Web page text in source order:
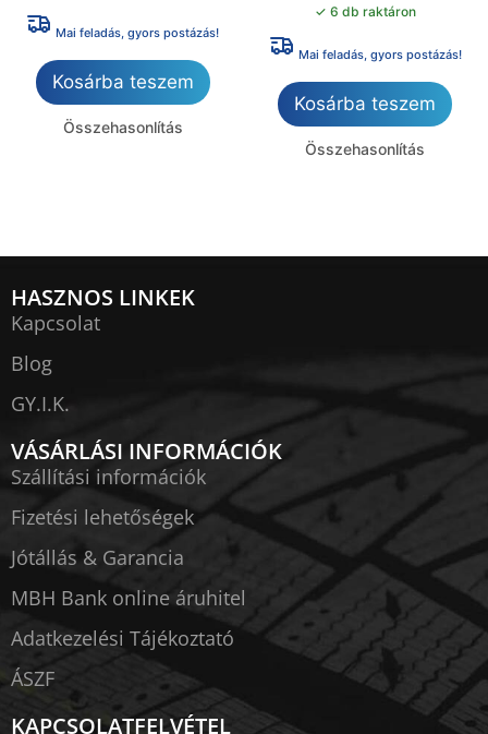
Mai feladás, gyors postázás!
Kosárba teszem
Összehasonlítás
✓ 6 db raktáron
Mai feladás, gyors postázás!
Kosárba teszem
Összehasonlítás
HASZNOS LINKEK
Kapcsolat
Blog
GY.I.K.
VÁSÁRLÁSI INFORMÁCIÓK
Szállítási információk
Fizetési lehetőségek
Jótállás & Garancia
MBH Bank online áruhitel
Adatkezelési Tájékoztató
ÁSZF
KAPCSOLATFELVÉTEL